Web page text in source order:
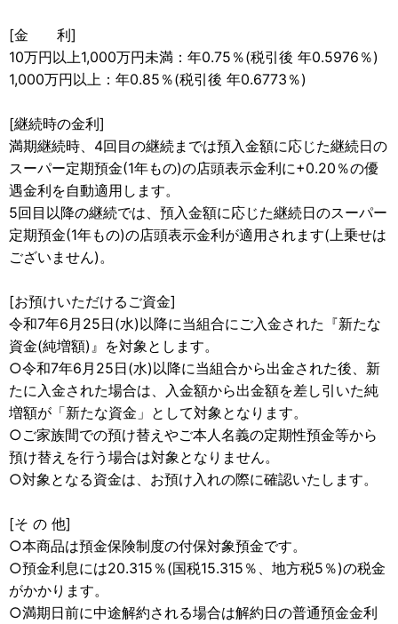
[金 利]
10万円以上1,000万円未満：年0.75％(税引後 年0.5976％)
1,000万円以上：年0.85％(税引後 年0.6773％)
[継続時の金利]
満期継続時、4回目の継続までは預入金額に応じた継続日の
スーパー定期預金(1年もの)の店頭表示金利に+0.20％の優
遇金利を自動適用します。
5回目以降の継続では、預入金額に応じた継続日のスーパー
定期預金(1年もの)の店頭表示金利が適用されます(上乗せは
ございません)。
[お預けいただけるご資金]
令和7年6月25日(水)以降に当組合にご入金された『新たな
資金(純増額)』を対象とします。
○令和7年6月25日(水)以降に当組合から出金された後、新
たに入金された場合は、入金額から出金額を差し引いた純
増額が「新たな資金」として対象となります。
○ご家族間での預け替えやご本人名義の定期性預金等から
預け替えを行う場合は対象となりません。
○対象となる資金は、お預け入れの際に確認いたします。
[そ の 他]
○本商品は預金保険制度の付保対象預金です。
○預金利息には20.315％(国税15.315％、地方税5％)の税金
がかかります。
○満期日前に中途解約される場合は解約日の普通預金金利